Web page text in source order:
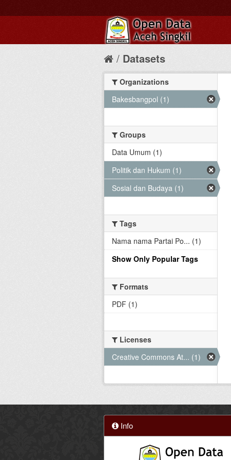
Datasets
Organizations
Bakesbangpol (1)
Groups
Data Umum (1)
Politik dan Hukum (1)
Sosial dan Budaya (1)
Tags
Nama nama Partai Po... (1)
Show Only Popular Tags
Formats
PDF (1)
Licenses
Creative Commons At... (1)
Info